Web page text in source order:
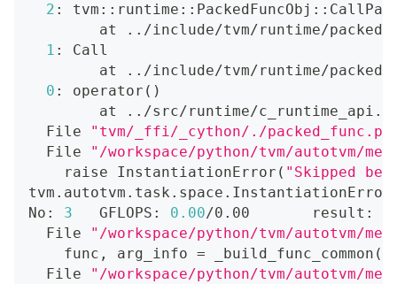
2 :
        at
.. /include/tvm/runtime/
1 : Call
        at
.. /include/tvm/runtime/
0 : operator ( )
        at
.. /src/runtime/
  File
"tvm/_ffi/_cython/./
  File
"/workspace/python/tvm/autotvm/
    raise InstantiationError
( "Skipped
No: 3
   GFLOPS:
0.00/0.00       result:
  File
"/workspace/python/tvm/autotvm/
    func, arg_info
= _build_func_common (
  File
"/workspace/python/tvm/autotvm/